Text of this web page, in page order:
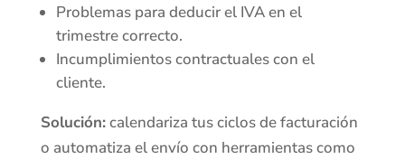
Problemas para deducir el IVA en el
trimestre correcto.
Incumplimientos contractuales con el
cliente.
Solución:calendariza tus ciclos de facturación
o automatiza el envío con herramientas como